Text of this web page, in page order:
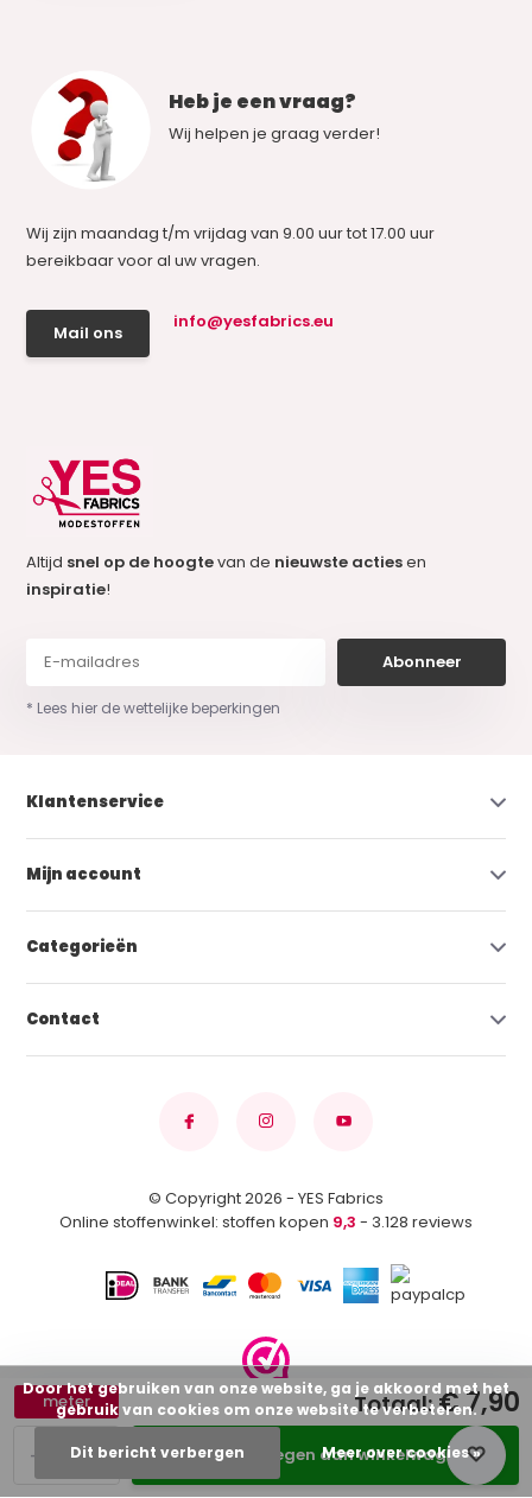
+
-
meter
Toevoegen aan winkelwagen
Totaal:€ 7,90
Heb je een vraag?
Wij helpen je graag verder!
Wij zijn maandag t/m vrijdag van 9.00 uur tot 17.00 uur
bereikbaar voor al uw vragen.
Mail ons
info@yesfabrics.eu
Altijd snel op de hoogtevan de nieuwste actiesen
inspiratie!
Abonneer
* Lees hier de wettelijke beperkingen
Klantenservice
Mijn account
Categorieën
Contact
© Copyright 2026 - YES Fabrics
Online stoffenwinkel: stoffen kopen 9,3 - 3.128 reviews
Door het gebruiken van onze website, ga je akkoord met het
gebruik van cookies om onze website te verbeteren.
Dit bericht verbergen Meer over cookies »